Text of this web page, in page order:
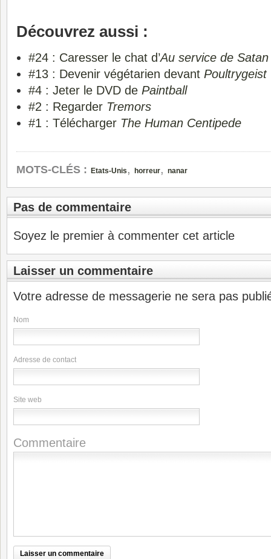
Découvrez aussi :
#24 : Caresser le chat d’Au service de Satan
#13 : Devenir végétarien devant Poultrygeist
#4 : Jeter le DVD de Paintball
#2 : Regarder Tremors
#1 : Télécharger The Human Centipede
MOTS-CLÉS : Etats-Unis , horreur, nanar
Pas de commentaire
Soyez le premier à commenter cet article
Laisser un commentaire
Votre adresse de messagerie ne sera pas
Nom
Adresse de contact
Site web
Commentaire